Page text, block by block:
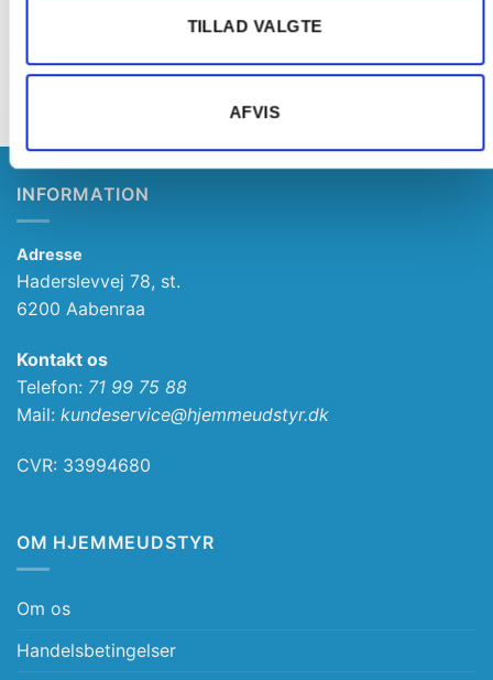
TILLAD VALGTE
AFVIS
Stand Galaxy TAB 7
2/3rd/4th Generation
INFORMATION
Adresse
Haderslevvej 78, st.
6200 Aabenraa
Kontakt os
Telefon: 71 99 75 88
Mail: kundeservice@hjemmeudstyr.dk
CVR: 33994680
OM HJEMMEUDSTYR
Om os
Handelsbetingelser